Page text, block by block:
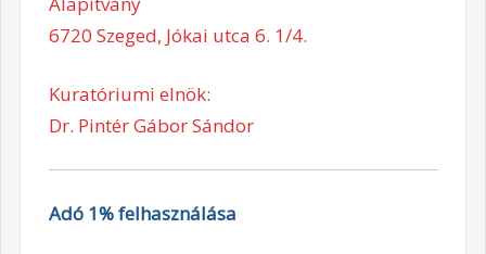
6720 Szeged, Jókai utca 6. 1/4.
Kuratóriumi elnök:
Dr. Pintér Gábor Sándor
Adó 1% felhasználása